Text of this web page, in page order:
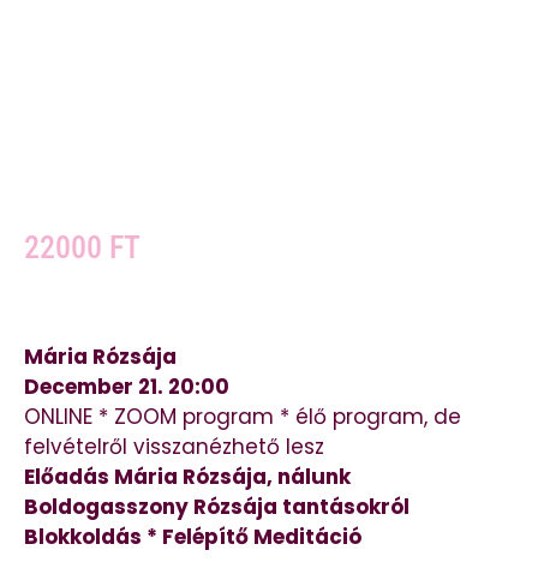
22000 FT
Mária Rózsája
December 21. 20:00
ONLINE * ZOOM program * élő program, de
felvételről visszanézhető lesz
Előadás Mária Rózsája, nálunk
Boldogasszony Rózsája tantásokról
Blokkoldás * Felépítő Meditáció